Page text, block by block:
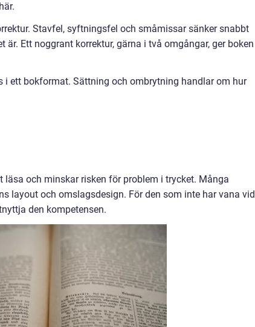
Stavfel, syftningsfel och småmissar sänker snabbt
är. Ett noggrant korrektur, gärna i två omgångar, ger boken
i ett bokformat. Sättning och ombrytning handlar om hur
och minskar risken för problem i trycket. Många
layout och omslagsdesign. För den som inte har vana vid
den kompetensen.